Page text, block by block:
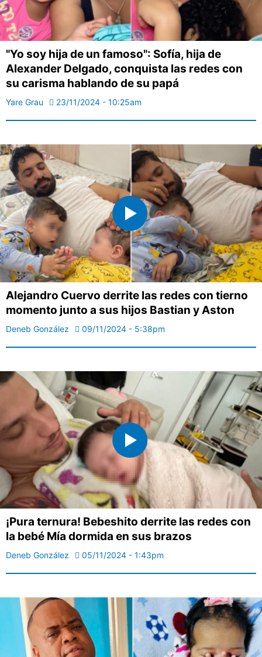
"Yo soy hija de un famoso": Sofía, hija de
Alexander Delgado, conquista las redes con
su carisma hablando de su papá
Yare Grau 23/11/2024 - 10:25am
Alejandro Cuervo derrite las redes con tierno
momento junto a sus hijos Bastian y Aston
Deneb González 09/11/2024 - 5:38pm
¡Pura ternura! Bebeshito derrite las redes con
la bebé Mía dormida en sus brazos
Deneb González 05/11/2024 - 1:43pm